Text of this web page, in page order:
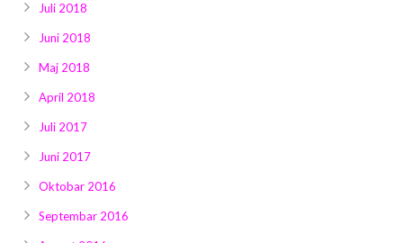
Juli 2018
Juni 2018
Maj 2018
April 2018
Juli 2017
Juni 2017
Oktobar 2016
Septembar 2016